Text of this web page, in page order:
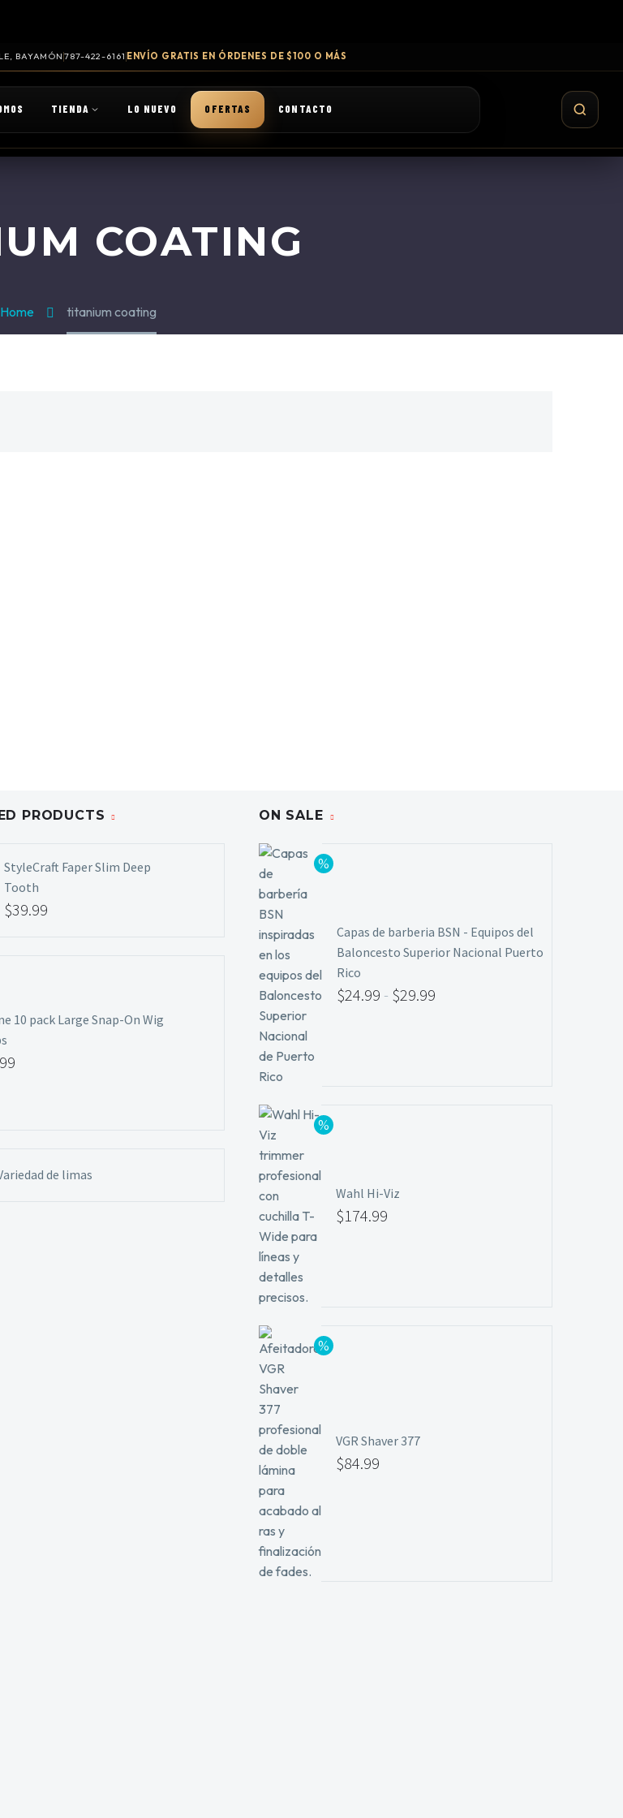
BAYAMÓN 787-422-6161 ENVÍO GRATIS EN ÓRDENES DE $100 O MÁS
TIENDA LO NUEVO OFERTAS CONTACTO
COATING
Home titanium coating
PRODUCTS
StyleCraft Faper Slim Deep
Tooth
$39.99
10 pack Large Snap-On Wig
de limas
ON SALE
Capas de barberia BSN - Equipos del
Baloncesto Superior Nacional Puerto
Rico
$24.99 - $29.99
Wahl Hi-Viz
$174.99
VGR Shaver 377
$84.99